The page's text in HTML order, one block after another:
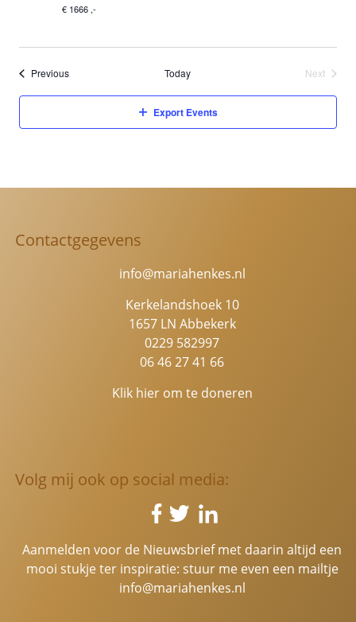
€ 1666 ,-
PreviousEvents Today
Next
Export Events
Contactgegevens
info@mariahenkes.nl
Kerkelandshoek 10
1657 LN Abbekerk
0229 582997
06 46 27 41 66
Klik hier om te doneren
Volg mij ook op social media:
Aanmelden voor de Nieuwsbrief met daarin altijd een
mooi stukje ter inspiratie: stuur me even een mailtje
info@mariahenkes.nl